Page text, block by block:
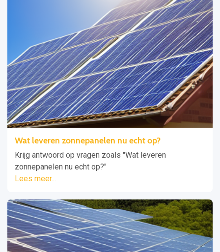
Wat leveren zonnepanelen nu echt op?
Krijg antwoord op vragen zoals "Wat leveren
zonnepanelen nu echt op?"
Lees meer...